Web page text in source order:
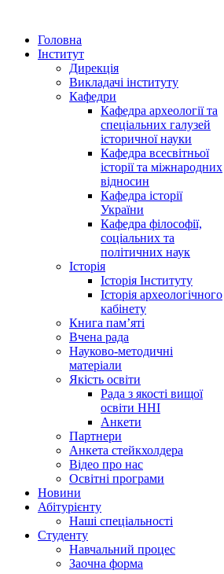
Головна
Інститут
Дирекція
Викладачі інституту
Кафедри
Кафедра археології та
спеціальних галузей
історичної науки
Кафедра всесвітньої
історії та міжнародних
відносин
Кафедра історії
України
Кафедра філософії,
соціальних та
політичних наук
Історія
Історія Інституту
Історія археологічного
кабінету
Книга памʼяті
Вчена рада
Науково-методичні
матеріали
Якість освіти
Рада з якості вищої
освіти ННІ
Анкети
Партнери
Анкета стейкхолдера
Відео про нас
Освітні програми
Hовини
Абітурієнту
Наші спеціальності
Студенту
Навчальний процес
Заочна форма